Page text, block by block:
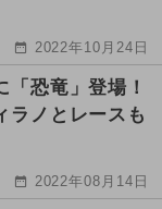
2022年10月24日
「恐竜」登場！
ノとレースも
2022年08月14日